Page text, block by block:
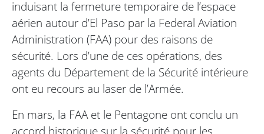
induisant la fermeture temporaire de l’espace
aérien autour d’El Paso par la Federal Aviation
Administration (FAA) pour des raisons de
sécurité. Lors d’une de ces opérations, des
agents du Département de la Sécurité intérieure
ont eu recours au laser de l’Armée.
En mars, la FAA et le Pentagone ont conclu un
accord historique sur la sécurité pour les